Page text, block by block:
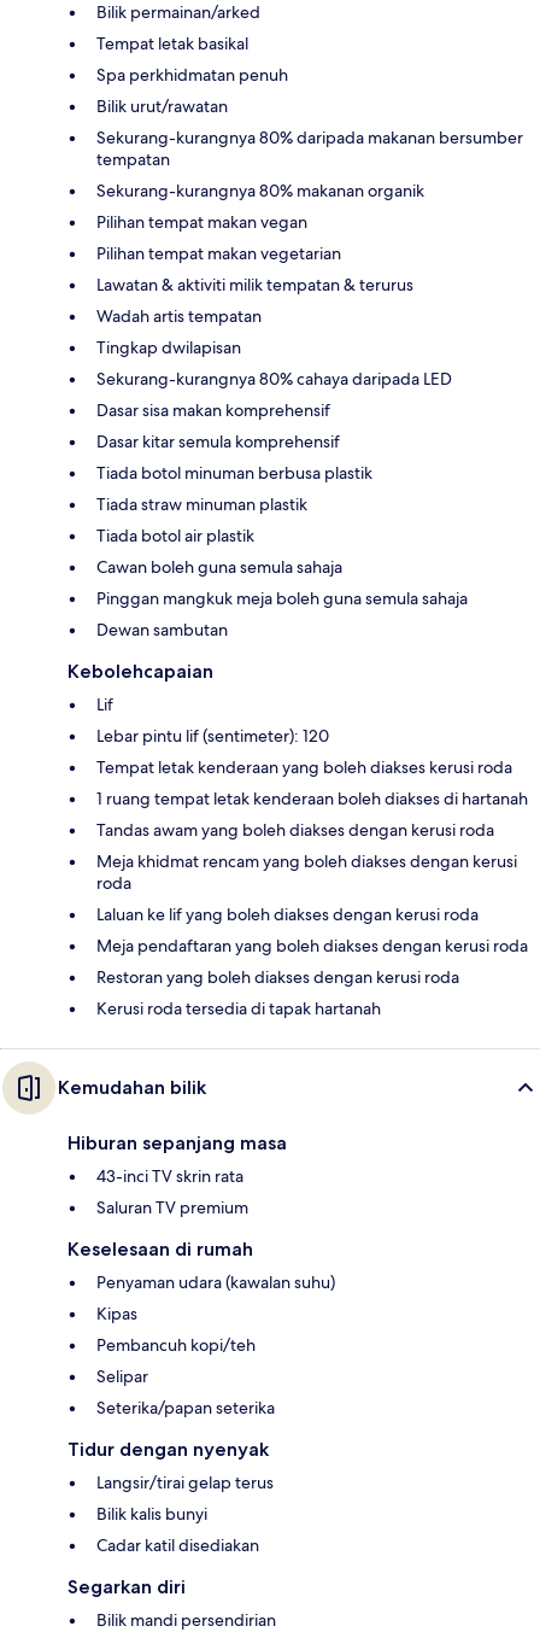
Bilik permainan/arked
Tempat letak basikal
Spa perkhidmatan penuh
Bilik urut/rawatan
Sekurang-kurangnya 80% daripada makanan bersumber
tempatan
Sekurang-kurangnya 80% makanan organik
Pilihan tempat makan vegan
Pilihan tempat makan vegetarian
Lawatan & aktiviti milik tempatan & terurus
Wadah artis tempatan
Tingkap dwilapisan
Sekurang-kurangnya 80% cahaya daripada LED
Dasar sisa makan komprehensif
Dasar kitar semula komprehensif
Tiada botol minuman berbusa plastik
Tiada straw minuman plastik
Tiada botol air plastik
Cawan boleh guna semula sahaja
Pinggan mangkuk meja boleh guna semula sahaja
Dewan sambutan
Kebolehcapaian
Lif
Lebar pintu lif (sentimeter): 120
Tempat letak kenderaan yang boleh diakses kerusi roda
1 ruang tempat letak kenderaan boleh diakses di hartanah
Tandas awam yang boleh diakses dengan kerusi roda
Meja khidmat rencam yang boleh diakses dengan kerusi
roda
Laluan ke lif yang boleh diakses dengan kerusi roda
Meja pendaftaran yang boleh diakses dengan kerusi roda
Restoran yang boleh diakses dengan kerusi roda
Kerusi roda tersedia di tapak hartanah
Kemudahan bilik
Hiburan sepanjang masa
43-inci TV skrin rata
Saluran TV premium
Keselesaan di rumah
Penyaman udara (kawalan suhu)
Kipas
Pembancuh kopi/teh
Selipar
Seterika/papan seterika
Tidur dengan nyenyak
Langsir/tirai gelap terus
Bilik kalis bunyi
Cadar katil disediakan
Segarkan diri
Bilik mandi persendirian